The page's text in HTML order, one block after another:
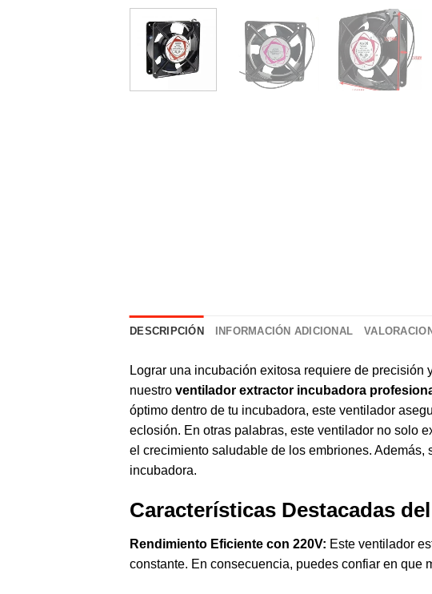
DESCRIPCIÓN INFORMACIÓN ADICIONAL
Lograr una incubación exitosa requiere de precisión
nuestro ventilador extractor incubadora
óptimo dentro de tu incubadora, este ventilador
eclosión. En otras palabras, este ventilador no solo
el crecimiento saludable de los embriones.
incubadora.
Características Destacadas
Rendimiento Eficiente con 220V: Este ventilador
constante. En consecuencia, puedes confiar en que